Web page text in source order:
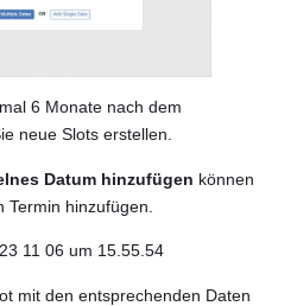
6 Monate nach dem
neue Slots erstellen.
Datum hinzufügen können
hinzufügen.
mit den entsprechenden Daten